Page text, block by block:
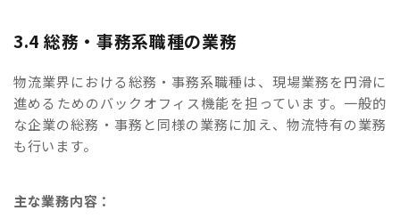
3.4 総務・事務系職種の業務
物流業界における総務・事務系職種は、現場業務を円滑に
進めるためのバックオフィス機能を担っています。一般的
な企業の総務・事務と同様の業務に加え、物流特有の業務
も行います。
主な業務内容：